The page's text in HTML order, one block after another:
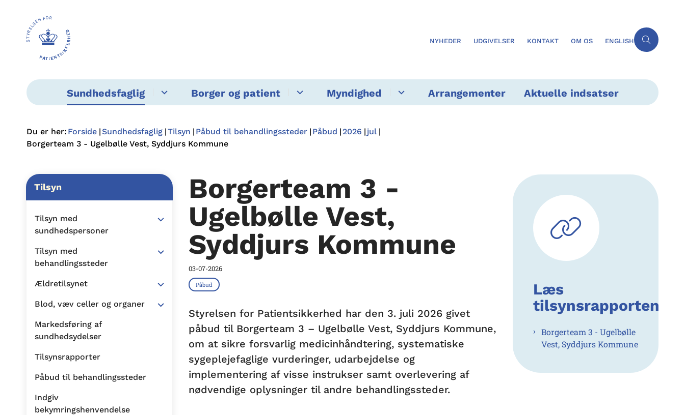
NYHEDER UDGIVELSER KONTAKT OM OS ENGLISH
Sundhedsfaglig Borger og patient Myndighed Arrangementer Aktuelle indsatser
Du er her: Forside Sundhedsfaglig Tilsyn Påbud til behandlingssteder Påbud 2026
jul
Borgerteam 3 - Ugelbølle Vest, Syddjurs Kommune
Tilsyn
Tilsyn med
sundhedspersoner
Tilsyn med
behandlingssteder
Ældretilsynet
Blod, væv celler og organer
Markedsføring af
sundhedsydelser
Tilsynsrapporter
Påbud til behandlingssteder
Indgiv
bekymringshenvendelse
Borgerteam 3 -
Ugelbølle Vest,
Syddjurs Kommune
03-07-2026
Påbud
Styrelsen for Patientsikkerhed har den 3. juli 2026 givet
påbud til Borgerteam 3 – Ugelbølle Vest, Syddjurs Kommune,
om at sikre forsvarlig medicinhåndtering, systematiske
sygeplejefaglige vurderinger, udarbejdelse og
implementering af visse instrukser samt overlevering af
nødvendige oplysninger til andre behandlingssteder.
Læs
tilsynsrapporten
Borgerteam 3 - Ugelbølle
Vest, Syddjurs Kommune